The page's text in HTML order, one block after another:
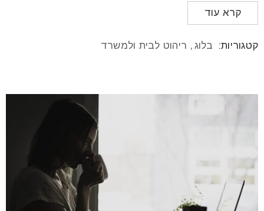
קרא עוד
קטגוריות: בלוג , ריהוט לבית ולמשרד